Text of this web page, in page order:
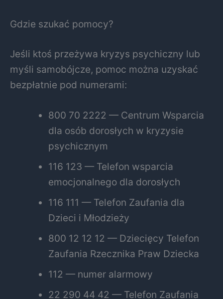
Gdzie szukać pomocy?
Jeśli ktoś przeżywa kryzys psychiczny lub
myśli samobójcze, pomoc można uzyskać
bezpłatnie pod numerami:
800 70 2222 — Centrum Wsparcia
dla osób dorosłych w kryzysie
psychicznym
116 123 — Telefon wsparcia
emocjonalnego dla dorosłych
116 111 — Telefon Zaufania dla
Dzieci i Młodzieży
800 12 12 12 — Dziecięcy Telefon
Zaufania Rzecznika Praw Dziecka
112 — numer alarmowy
22 290 44 42 — Telefon Zaufania